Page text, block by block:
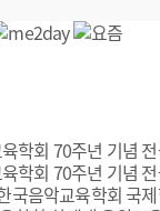
학회 70주년 기념
학회 70주년 기념
국음악교육학회 국